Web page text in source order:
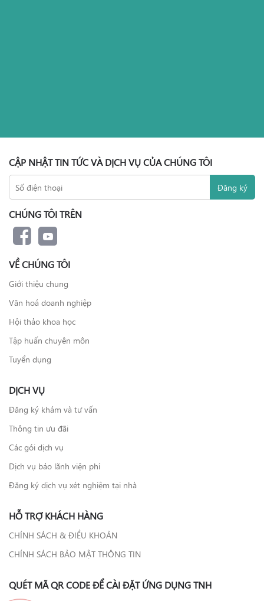
CẬP NHẬT TIN TỨC VÀ DỊCH VỤ CỦA CHÚNG TÔI
CHÚNG TÔI TRÊN
VỀ CHÚNG TÔI
Giới thiệu chung
Văn hoá doanh nghiệp
Hội thảo khoa học
Tập huấn chuyên môn
Tuyển dụng
DỊCH VỤ
Đăng ký khám và tư vấn
Thông tin ưu đãi
Các gói dịch vụ
Dịch vụ bảo lãnh viện phí
Đăng ký dịch vụ xét nghiệm tại nhà
HỖ TRỢ KHÁCH HÀNG
CHÍNH SÁCH & ĐIỀU KHOẢN
CHÍNH SÁCH BẢO MẬT THÔNG TIN
QUÉT MÃ QR CODE ĐỂ CÀI ĐẶT ỨNG DỤNG TNH